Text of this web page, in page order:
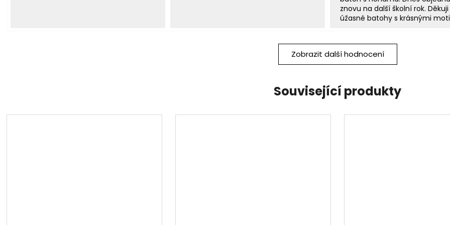
znovu na další školní rok. Děkuji
úžasné batohy s krásnými
Zobrazit další hodnocení
Související produkty